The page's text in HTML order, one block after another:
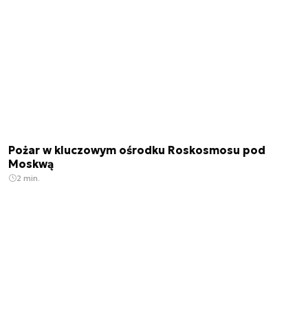
Pożar w kluczowym ośrodku Roskosmosu pod
Moskwą
2 min.